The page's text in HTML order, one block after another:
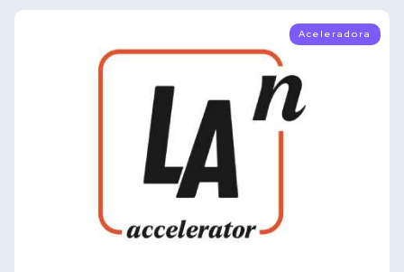
Aceleradora